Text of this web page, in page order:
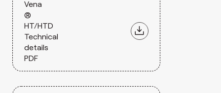
Vena
®
HT/HTD
Technical
details
PDF